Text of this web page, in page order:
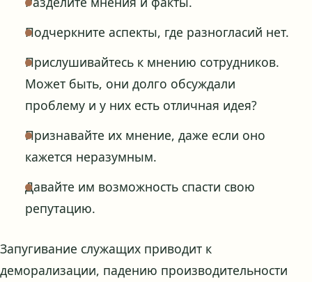
Подчеркните аспекты, где разногласий нет.
Прислушивайтесь к мнению сотрудников.
Может быть, они долго обсуждали
проблему и у них есть отличная идея?
Признавайте их мнение, даже если оно
кажется неразумным.
Давайте им возможность спасти свою
репутацию.
Запугивание служащих приводит к
деморализации, падению производительности